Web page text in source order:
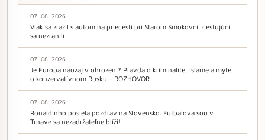
07. 08. 2026
Vlak sa zrazil s autom na priecestí pri Starom Smokovci, cestujúci
sa nezranili
07. 08. 2026
Je Európa naozaj v ohrození? Pravda o kriminalite, islame a mýte
o konzervatívnom Rusku – ROZHOVOR
07. 08. 2026
Ronaldinho posiela pozdrav na Slovensko. Futbalová šou v
Trnave sa nezadržateľne blíži!